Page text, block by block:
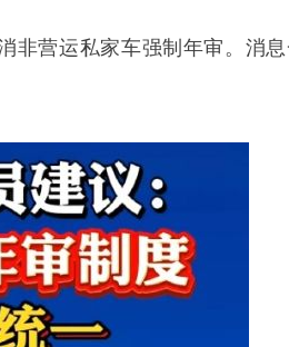
非营运私家车强制年审。消